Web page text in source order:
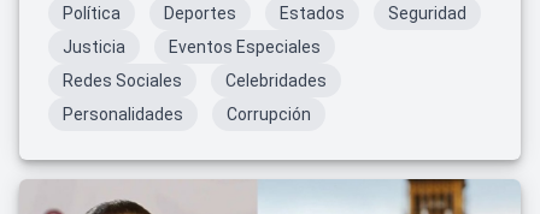
Política Deportes Estados
Seguridad
Justicia
Eventos Especiales
Redes Sociales
Celebridades
Personalidades
Corrupción